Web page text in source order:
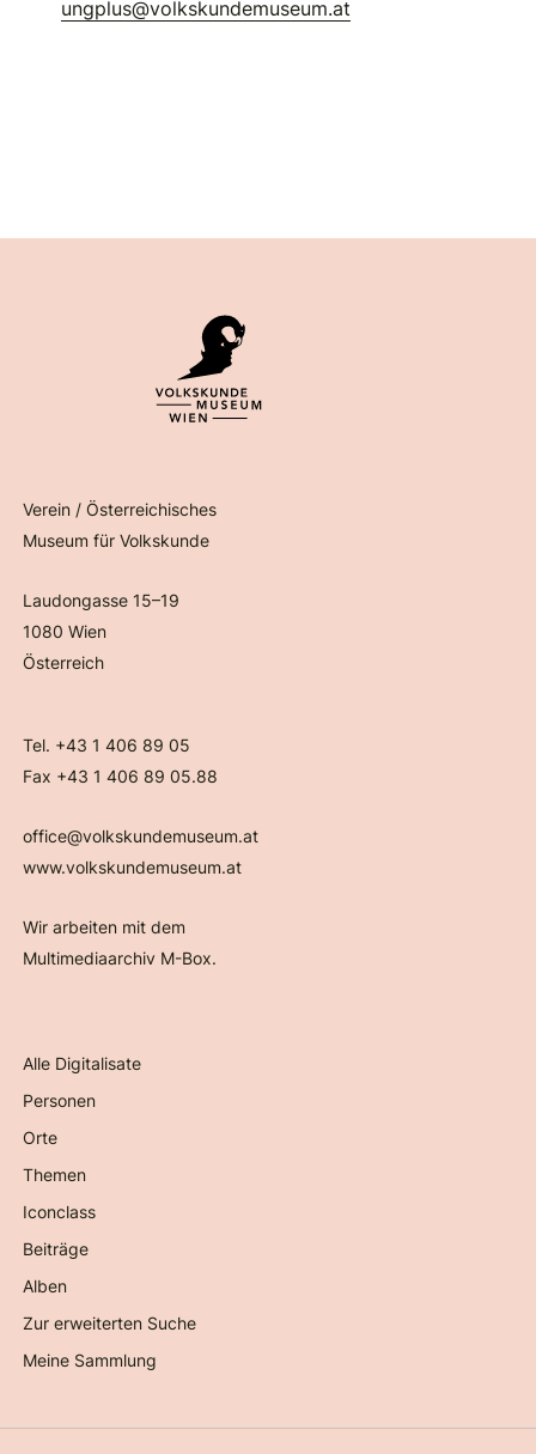
ungplus@volkskundemuseum.at
Verein / Österreichisches
Museum für Volkskunde
Laudongasse 15–19
1080 Wien
Österreich
Tel. +43 1 406 89 05
Fax +43 1 406 89 05.88
office@volkskundemuseum.at
www.volkskundemuseum.at
Wir arbeiten mit dem
Multimediaarchiv M-Box.
Alle Digitalisate
Personen
Orte
Themen
Iconclass
Beiträge
Alben
Zur erweiterten Suche
Meine Sammlung